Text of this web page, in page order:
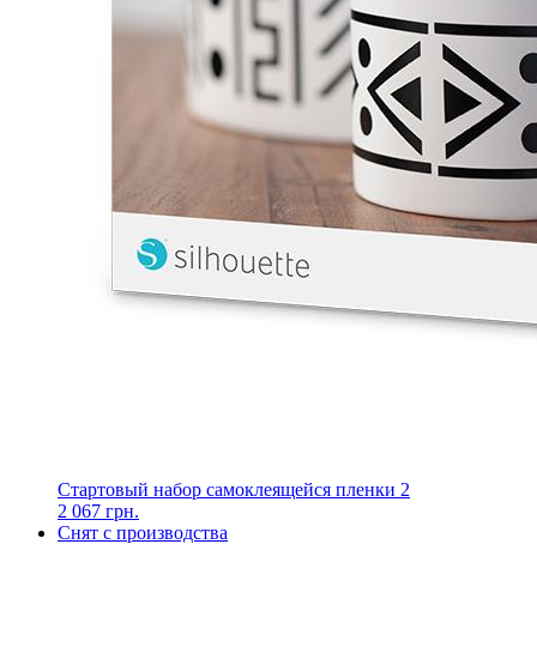
Стартовый набор самоклеящейся пленки 2
2 067 грн.
Снят с производства